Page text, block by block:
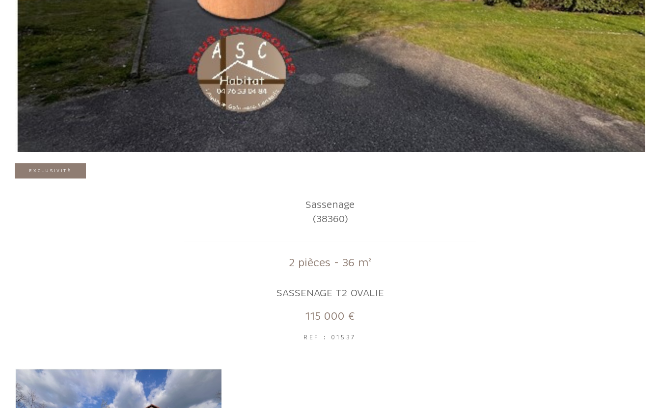
EXCLUSIVITÉ
Sassenage
(38360)
2 pièces - 36 m²
SASSENAGE T2 OVALIE
115 000 €
REF : 01537